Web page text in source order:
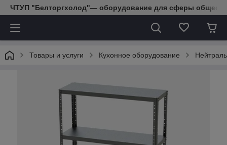
ЧТУП "Белторгхолод"— оборудование для сферы
Товары и услуги Кухонное оборудование